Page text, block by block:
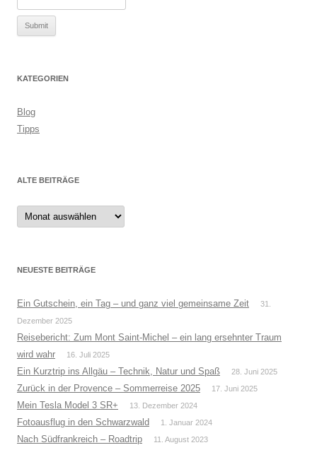
KATEGORIEN
Blog
Tipps
ALTE BEITRÄGE
Alte
Beiträge
NEUESTE BEITRÄGE
Ein Gutschein, ein Tag – und ganz viel gemeinsame Zeit
31.
Dezember 2025
Reisebericht: Zum Mont Saint-Michel – ein lang ersehnter Traum
wird wahr
16. Juli 2025
Ein Kurztrip ins Allgäu – Technik, Natur und Spaß 28. Juni 2025
Zurück in der Provence – Sommerreise 2025 17. Juni 2025
Mein Tesla Model 3 SR+ 13. Dezember 2024
Fotoausflug in den Schwarzwald 1. Januar 2024
Nach Südfrankreich – Roadtrip 11. August 2023